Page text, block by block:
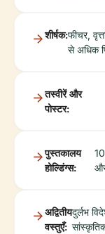
शीर्षक:फीचर,
से अधिक
तस्वीरें और
पोस्टर:
पुस्तकालय
होल्डिंग्स:
अद्वितीय
वस्तुएँ:
दुर्लभ